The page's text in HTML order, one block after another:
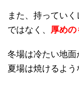
また、持ってい
ではなく、 厚めの
冬場は冷たい地面
夏場は焼けるよう